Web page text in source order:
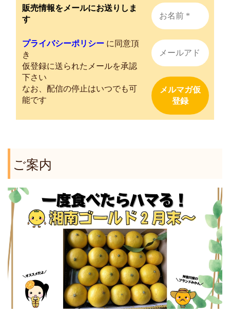
販売情報をメールにお送りしま
す
プライバシーポリシー に同意頂
き
仮登録に送られたメールを承認
下さい
なお、配信の停止はいつでも可
能です
ご案内